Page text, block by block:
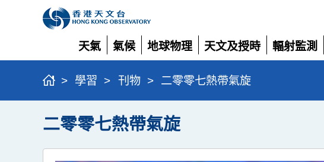
天氣
展
開
氣候
展
開
地球物理
展
開
天文及授時
展
開
輻射監測
展
> 學習 > 刊物 > 二零零七熱帶氣旋
二零零七熱帶氣旋